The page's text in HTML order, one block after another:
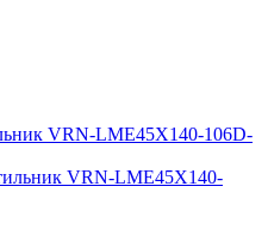
VRN-LME45X140-106D-